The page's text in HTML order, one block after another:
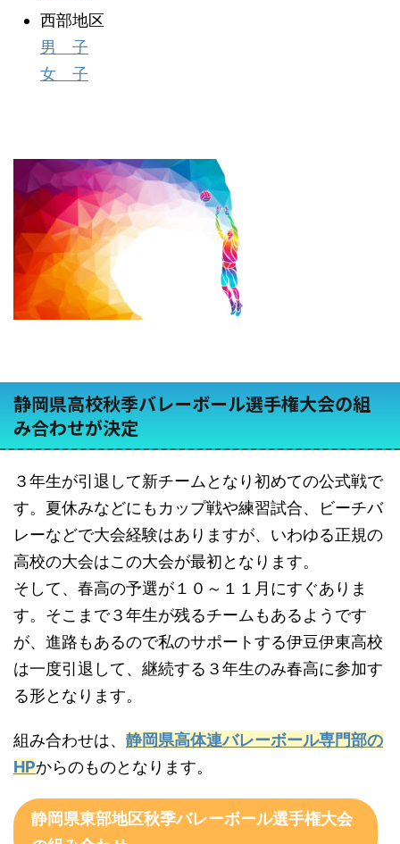
西部地区
男 子
女 子
静岡県高校秋季バレーボール選手権大会の組
み合わせが決定
３年生が引退して新チームとなり初めての公式戦で
す。夏休みなどにもカップ戦や練習試合、ビーチバ
レーなどで大会経験はありますが、いわゆる正規の
高校の大会はこの大会が最初となります。
そして、春高の予選が１０～１１月にすぐありま
す。そこまで３年生が残るチームもあるようです
が、進路もあるので私のサポートする伊豆伊東高校
は一度引退して、継続する３年生のみ春高に参加す
る形となります。
組み合わせは、 静岡県高体連バレーボール専門部の
HPからのものとなります。
静岡県東部地区秋季バレーボール選手権大会